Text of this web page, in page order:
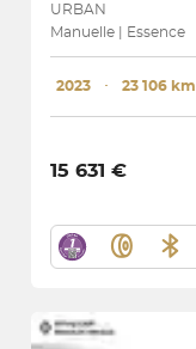
URBAN
Manuelle | Essence
2023 ･ 23 106 km
15 631 €